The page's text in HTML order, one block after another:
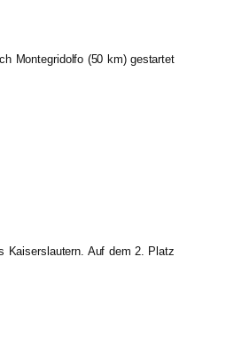
Montegridolfo (50 km) gestartet
Kaiserslautern. Auf dem 2. Platz